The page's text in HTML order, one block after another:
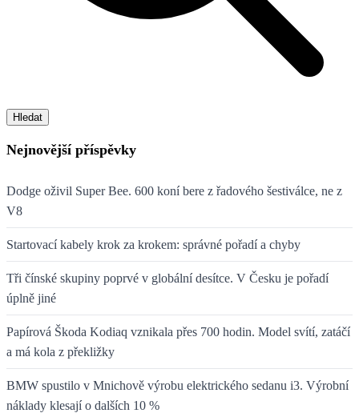
Hledat
Nejnovější příspěvky
Dodge oživil Super Bee. 600 koní bere z řadového šestiválce, ne z
V8
Startovací kabely krok za krokem: správné pořadí a chyby
Tři čínské skupiny poprvé v globální desítce. V Česku je pořadí
úplně jiné
Papírová Škoda Kodiaq vznikala přes 700 hodin. Model svítí, zatáčí
a má kola z překližky
BMW spustilo v Mnichově výrobu elektrického sedanu i3. Výrobní
náklady klesají o dalších 10 %